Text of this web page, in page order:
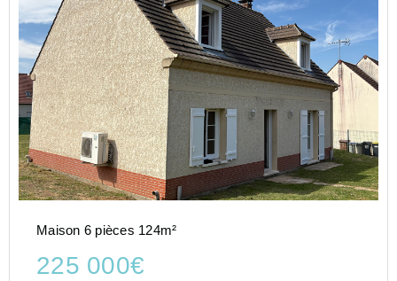
Maison 6 pièces 124m²
225 000€